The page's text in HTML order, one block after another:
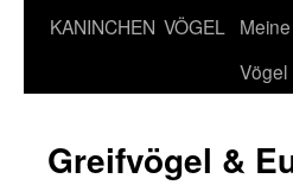
springen
KANINCHEN VÖGEL
Meine
Vögel
Greifvögel &